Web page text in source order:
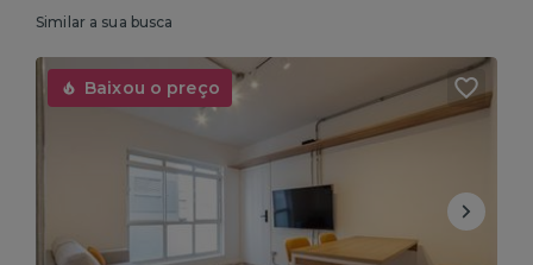
Similar a sua busca
Baixou o preço